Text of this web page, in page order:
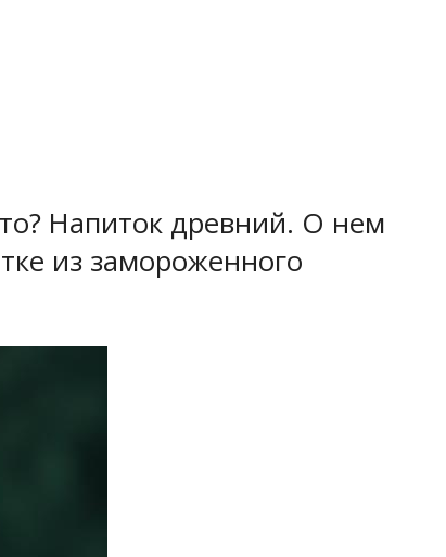
Напиток древний. О нем
из замороженного